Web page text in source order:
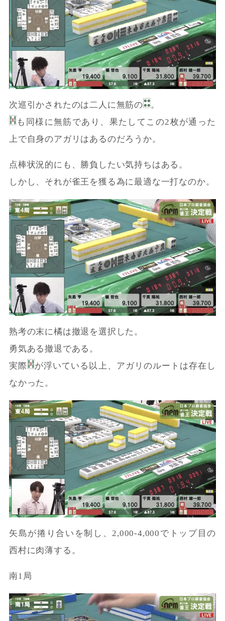
次巡引かされたのは二人に無筋の
。
も同様に無筋であり、果たしてこの2枚が通った
上で自身のアガリはあるのだろうか。
点棒状況的にも、勝負したい気持ちはある。
しかし、それが雀王を獲る為に最適な一打なのか。
熟考の末に橘は撤退を選択した。
勇気ある撤退である。
実際
が浮いている以上、アガリのルートは存在し
なかった。
矢島が捲り合いを制し、2,000-4,000でトップ目の
西村に肉薄する。
南1局